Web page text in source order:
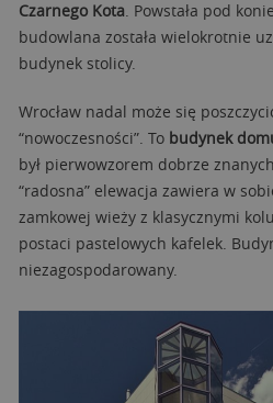
Czarnego Kota. Powstała pod
budowlana została wielokrotnie
budynek stolicy.
Wrocław nadal może się
“nowoczesności”. To budynek
był pierwowzorem dobrze
“radosna” elewacja zawiera w
zamkowej wieży z klasycznymi
postaci pastelowych kafelek.
niezagospodarowany.